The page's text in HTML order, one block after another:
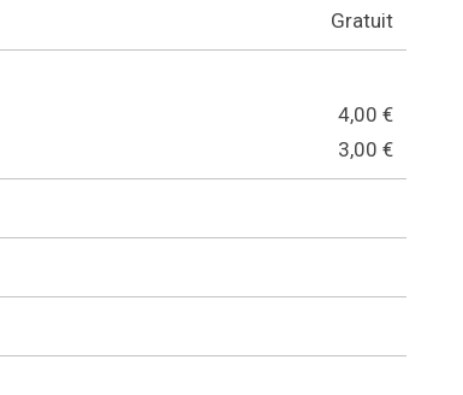
Gratuit
4,00 €
3,00 €